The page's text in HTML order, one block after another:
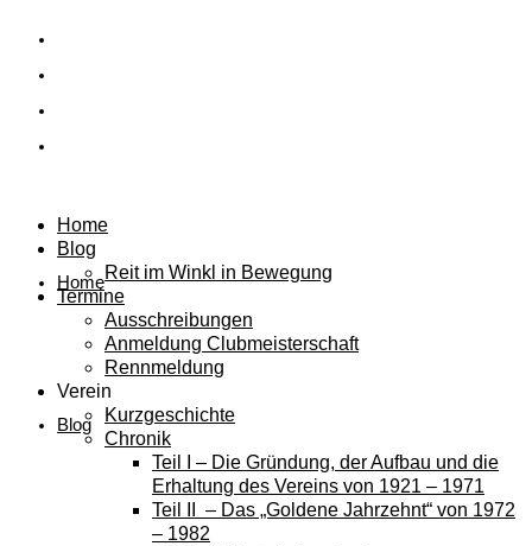
Home
Blog
Home
Blog
Reit im Winkl in Bewegung
Termine
Ausschreibungen
Anmeldung Clubmeisterschaft
Rennmeldung
Verein
Kurzgeschichte
Chronik
Teil I – Die Gründung, der Aufbau und die
Erhaltung des Vereins von 1921 – 1971
Teil II – Das „Goldene Jahrzehnt“ von 1972
– 1982